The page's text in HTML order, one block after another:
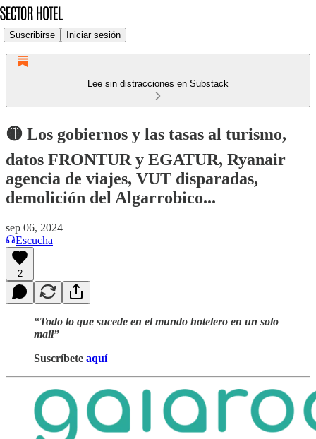
Suscribirse Iniciar sesión
Lee sin distracciones en Substack
🟡 Los gobiernos y las tasas al turismo,
datos FRONTUR y EGATUR, Ryanair
agencia de viajes, VUT disparadas,
demolición del Algarrobico...
sep 06, 2024
Escucha
2
“Todo lo que sucede en el mundo hotelero en un solo
mail”
Suscríbete aquí